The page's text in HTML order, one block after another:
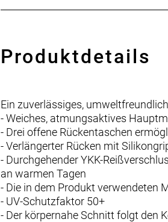
Produktdetails
Ein zuverlässiges,
- Weiches, atmungsaktives
- Drei offene Rückentaschen
- Verlängerter Rücken mit
- Durchgehender YKK-
an warmen Tagen
- Die in dem Produkt verwendeten
- UV-Schutzfaktor 50+
- Der körpernahe Schnitt folgt den